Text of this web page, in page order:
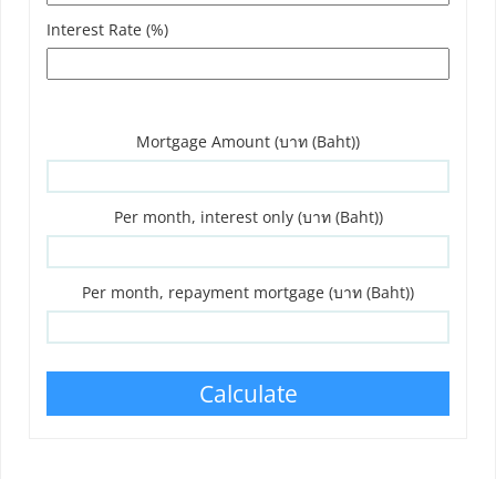
Interest Rate (%)
Mortgage Amount (บาท (Baht))
Per month, interest only (บาท (Baht))
Per month, repayment mortgage (บาท (Baht))
Calculate
Phone